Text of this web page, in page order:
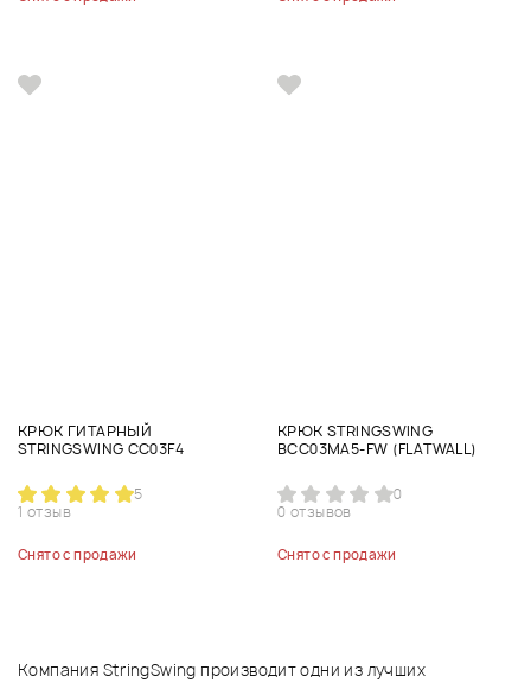
КРЮК ГИТАРНЫЙ
STRINGSWING CC03F4
5
1 отзыв
Снято с продажи
КРЮК STRINGSWING
BCC03MA5-FW (FLATWALL)
0
0 отзывов
Снято с продажи
Компания StringSwing производит одни из лучших